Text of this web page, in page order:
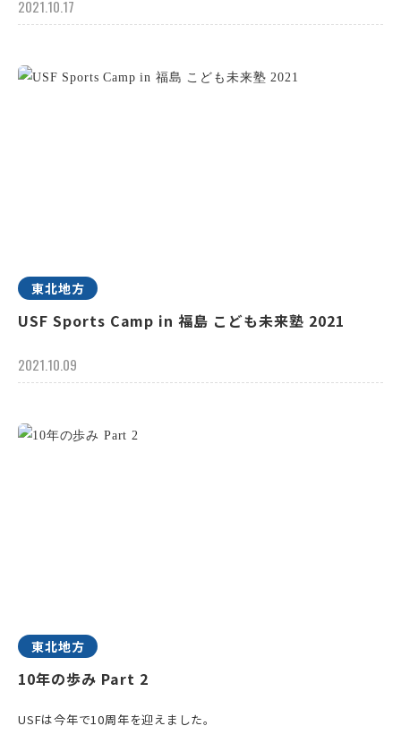
2021.10.17
東北地方
USF Sports Camp in 福島 こども未来塾 2021
2021.10.09
東北地方
10年の歩み Part 2
USFは今年で10周年を迎えました。